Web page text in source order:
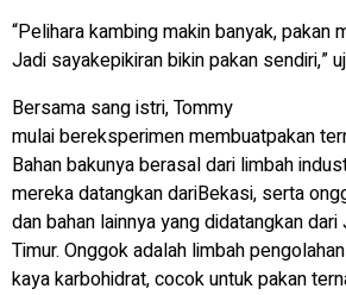
“Pelihara kambing makin banyak, pakan
Jadi sayakepikiran bikin pakan sendiri,”
Bersama sang istri, Tommy
mulai bereksperimen membuatpakan
Bahan bakunya berasal dari limbah
mereka datangkan dariBekasi, serta
dan bahan lainnya yang didatangkan dari
Timur. Onggok adalah limbah
kaya karbohidrat, cocok untuk pakan